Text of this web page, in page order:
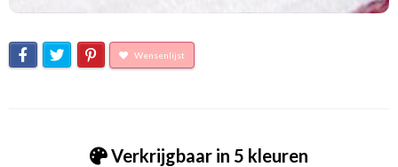
Wensenlijst
Verkrijgbaar in 5 kleuren